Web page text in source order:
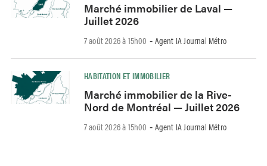
Marché immobilier de Laval —
Juillet 2026
7 août 2026 à 15h00 - Agent IA Journal Métro
HABITATION ET IMMOBILIER
Marché immobilier de la Rive-
Nord de Montréal — Juillet 2026
7 août 2026 à 15h00 - Agent IA Journal Métro